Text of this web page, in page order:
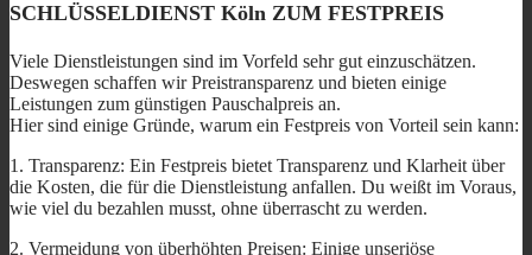
SCHLÜSSELDIENST Köln ZUM FESTPREIS
Viele Dienstleistungen sind im Vorfeld sehr gut einzuschätzen.
Deswegen schaffen wir Preistransparenz und bieten einige
Leistungen zum günstigen Pauschalpreis an.
Hier sind einige Gründe, warum ein Festpreis von Vorteil sein kann:
1. Transparenz: Ein Festpreis bietet Transparenz und Klarheit über
die Kosten, die für die Dienstleistung anfallen. Du weißt im Voraus,
wie viel du bezahlen musst, ohne überrascht zu werden.
2. Vermeidung von überhöhten Preisen: Einige unseriöse